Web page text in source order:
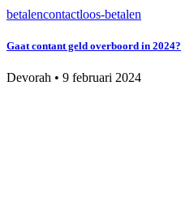
betalencontactloos-betalen
Gaat contant geld overboord in 2024?
Devorah • 9 februari 2024